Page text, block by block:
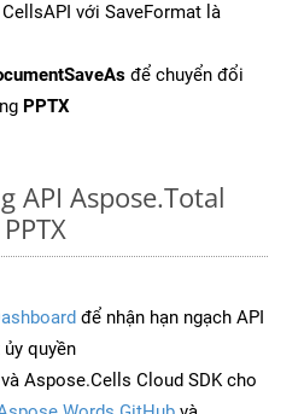
với SaveFormat là
để chuyển đổi
PPTX
API Aspose.Total
để nhận hạn ngạch API
quyền
Aspose.Cells Cloud SDK cho